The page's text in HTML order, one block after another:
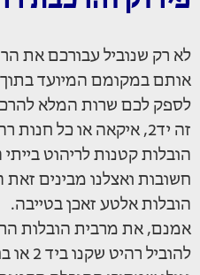
לא רק שנוביל עבורכם את
אותם במקומם המיועד
לספק לכם שרות המלא
זה יד2, איקאה או כל חנות רהיטים ונגריה בטייבה.
הובלות קטנות לריהוט
חשובות ואצלנו מבינים זאת
הובלות אלטע זאכן בטייבה.
אמנם, את מרבית הובלות
להוביל רהיט שקנו ביד 2 או בחנוית ורשתות ללריהוט ביתי